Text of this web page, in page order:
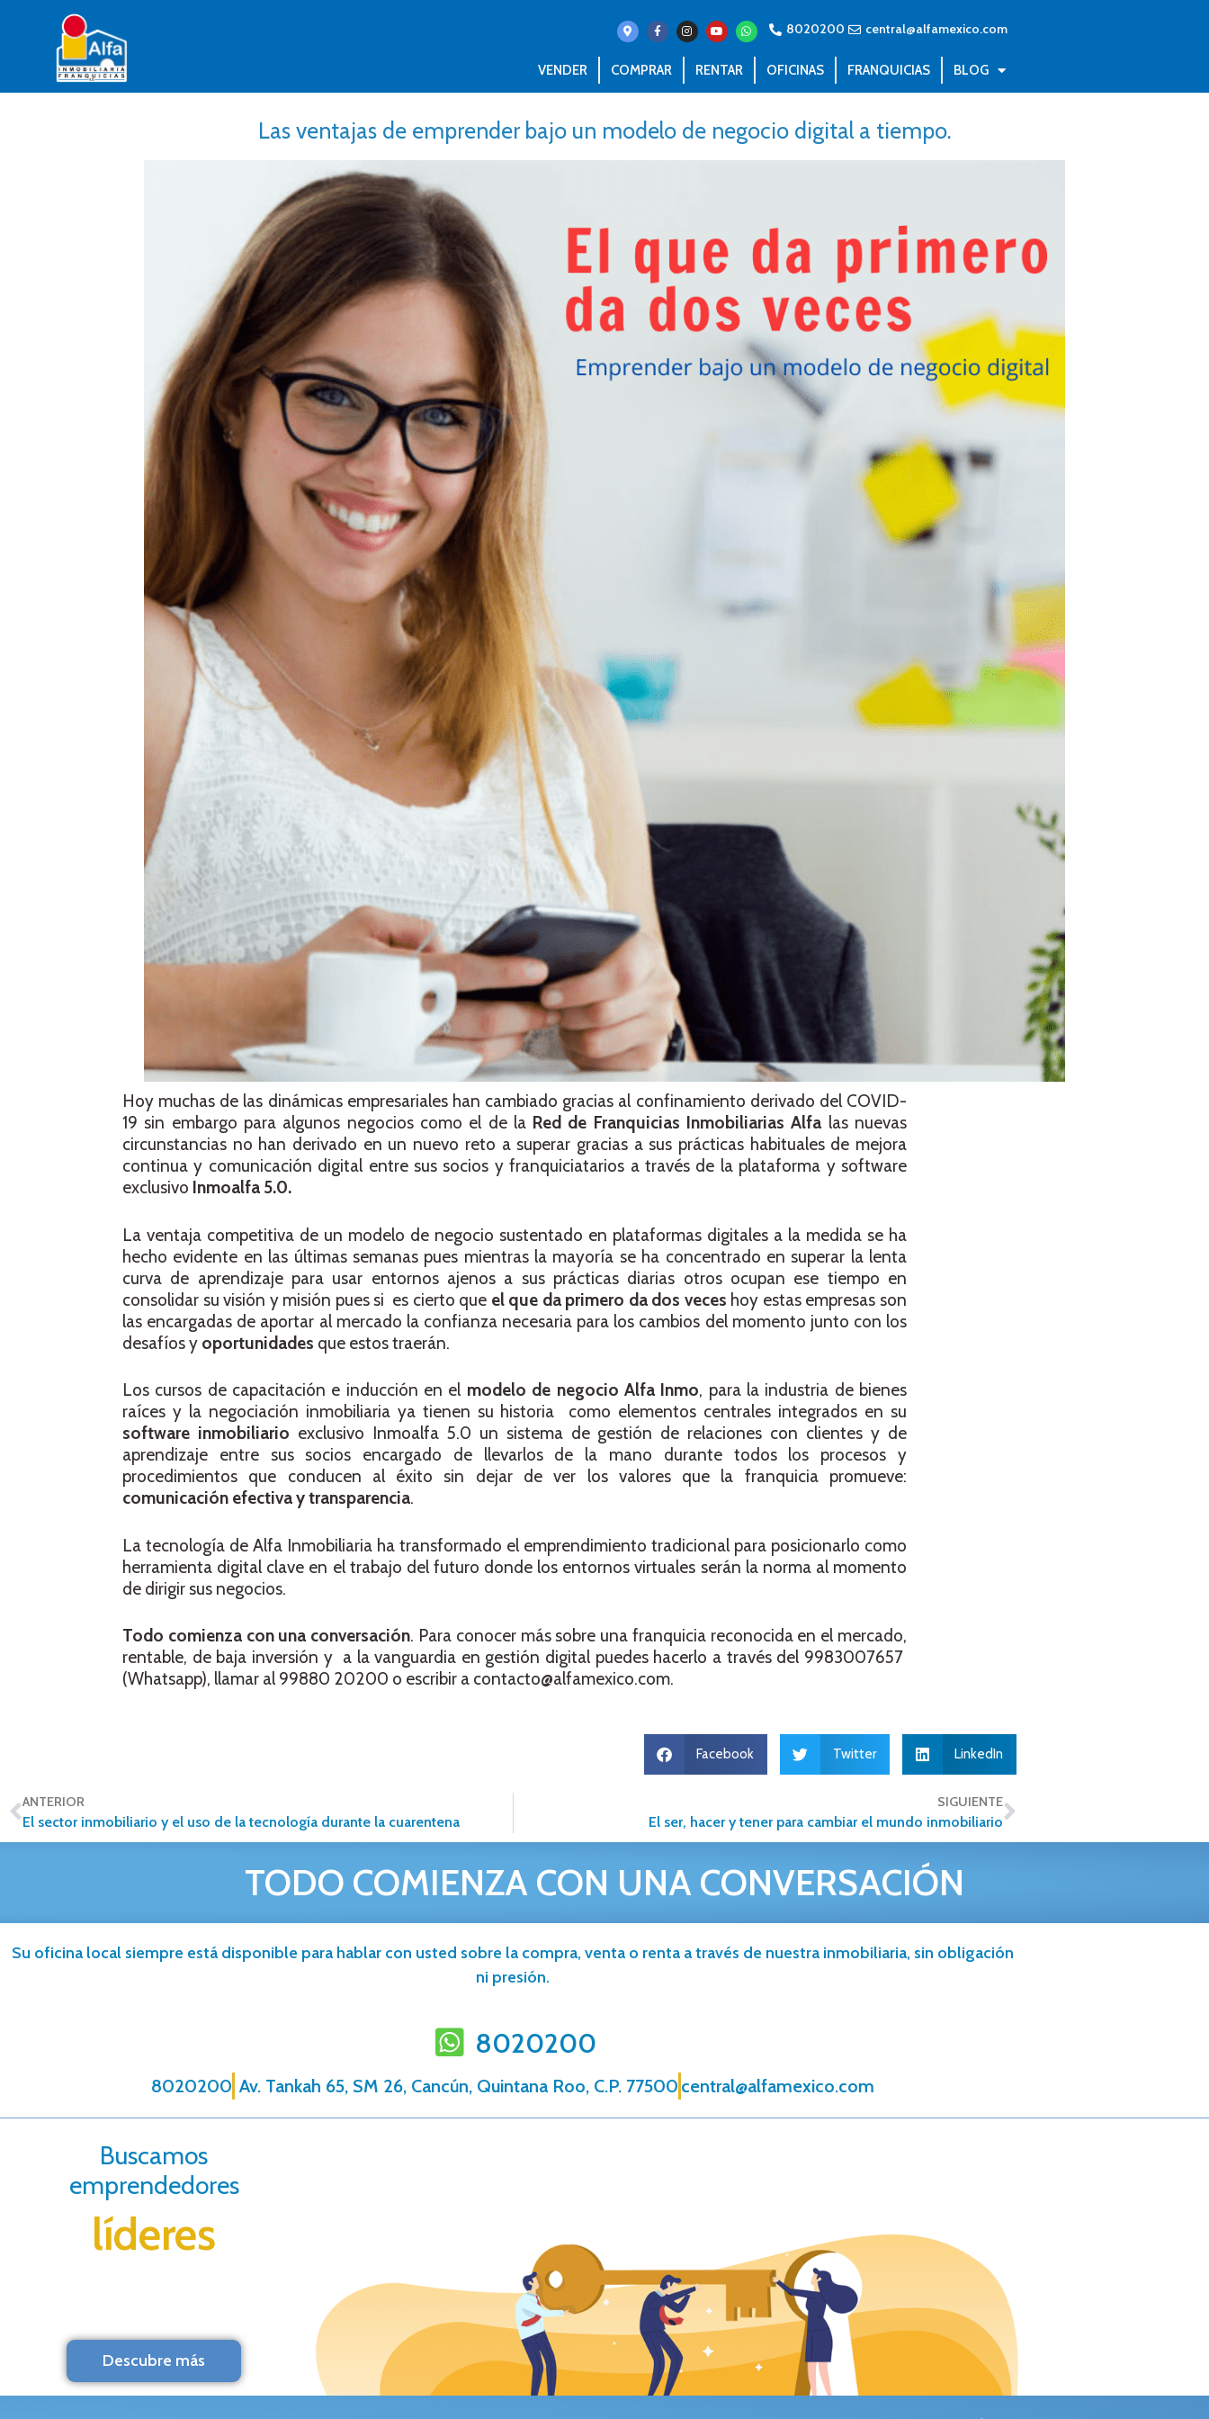
8020200 central@alfamexico.com
VENDER COMPRAR RENTAR OFICINAS FRANQUICIAS BLOG
Las ventajas de emprender bajo un modelo de negocio digital a tiempo.
Hoy muchas de las dinámicas empresariales han cambiado gracias al confinamiento derivado del COVID-
19 sin embargo para algunos negocios como el de la Red de Franquicias Inmobiliarias Alfa las nuevas
circunstancias no han derivado en un nuevo reto a superar gracias a sus prácticas habituales de mejora
continua y comunicación digital entre sus socios y franquiciatarios a través de la plataforma y software
exclusivo Inmoalfa 5.0.
La ventaja competitiva de un modelo de negocio sustentado en plataformas digitales a la medida se ha
hecho evidente en las últimas semanas pues mientras la mayoría se ha concentrado en superar la lenta
curva de aprendizaje para usar entornos ajenos a sus prácticas diarias otros ocupan ese tiempo en
consolidar su visión y misión pues si es cierto que el que da primero da dos veces hoy estas empresas son
las encargadas de aportar al mercado la confianza necesaria para los cambios del momento junto con los
desafíos y oportunidades que estos traerán.
Los cursos de capacitación e inducción en el modelo de negocio Alfa Inmo, para la industria de bienes
raíces y la negociación inmobiliaria ya tienen su historia como elementos centrales integrados en su
software inmobiliario exclusivo Inmoalfa 5.0 un sistema de gestión de relaciones con clientes y de
aprendizaje entre sus socios encargado de llevarlos de la mano durante todos los procesos y
procedimientos que conducen al éxito sin dejar de ver los valores que la franquicia promueve:
comunicación efectiva y transparencia.
La tecnología de Alfa Inmobiliaria ha transformado el emprendimiento tradicional para posicionarlo como
herramienta digital clave en el trabajo del futuro donde los entornos virtuales serán la norma al momento
de dirigir sus negocios.
Todo comienza con una conversación. Para conocer más sobre una franquicia reconocida en el mercado,
rentable, de baja inversión y a la vanguardia en gestión digital puedes hacerlo a través del 9983007657
(Whatsapp), llamar al 99880 20200 o escribir a contacto@alfamexico.com.
Facebook Twitter LinkedIn
ANTERIOR
El sector inmobiliario y el uso de la tecnología durante la cuarentena
SIGUIENTE
El ser, hacer y tener para cambiar el mundo inmobiliario
TODO COMIENZA CON UNA CONVERSACIÓN
Su oficina local siempre está disponible para hablar con usted sobre la compra, venta o renta a través de nuestra inmobiliaria, sin obligación
ni presión.
8020200
8020200 Av. Tankah 65, SM 26, Cancún, Quintana Roo, C.P. 77500 central@alfamexico.com
Buscamos
emprendedores
líderes
Descubre más